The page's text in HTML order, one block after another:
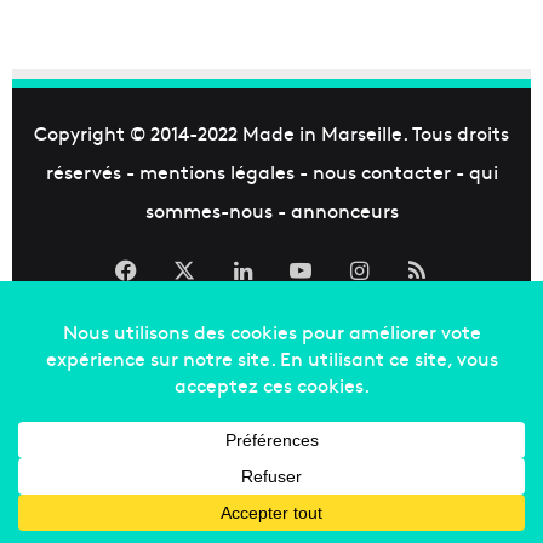
Copyright © 2014-2022 Made in Marseille. Tous droits
réservés - mentions légales- nous contacter- qui
sommes-nous- annonceurs
Facebook LinkedinYouTubeInstagram